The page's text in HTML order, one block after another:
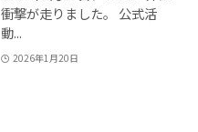
衝撃が走りました。 公式活
動...
2026年1月20日